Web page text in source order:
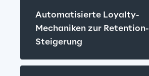
Automatisierte Loyalty-
Mechaniken zur Retention-
Steigerung